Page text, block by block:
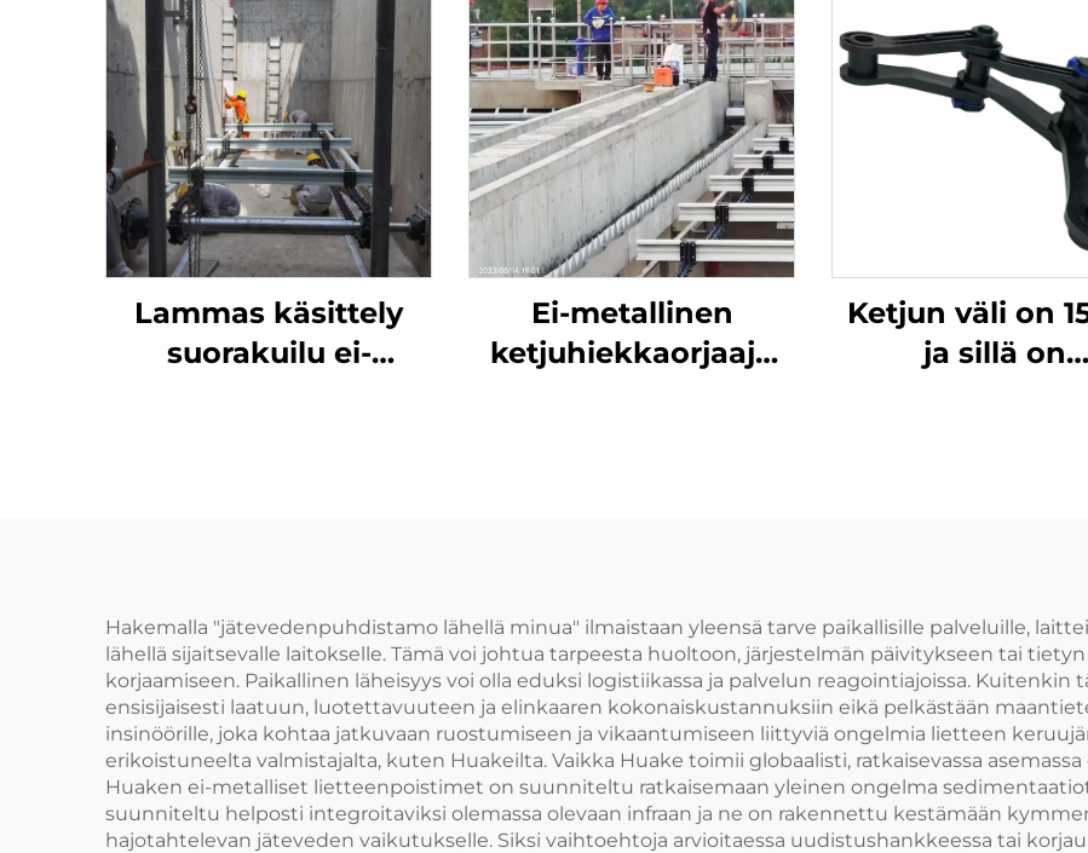
Lammas käsittely
suorakuilu ei-
Ei-metallinen
ketjuhiekkaorjaaja
Ketjun väli on
ja sillä on
tonnia
Hakemalla "jätevedenpuhdistamo lähellä minua" ilmaistaan yleensä tarve paikallisille palveluille,
lähellä sijaitsevalle laitokselle. Tämä voi johtua tarpeesta huoltoon, järjestelmän päivitykseen tai
korjaamiseen. Paikallinen läheisyys voi olla eduksi logistiikassa ja palvelun reagointiajoissa.
ensisijaisesti laatuun, luotettavuuteen ja elinkaaren kokonaiskustannuksiin eikä pelkästään
insinöörille, joka kohtaa jatkuvaan ruostumiseen ja vikaantumiseen liittyviä ongelmia lietteen
erikoistuneelta valmistajalta, kuten Huakeilta. Vaikka Huake toimii globaalisti, ratkaisevassa
Huaken ei-metalliset lietteenpoistimet on suunniteltu ratkaisemaan yleinen ongelma
suunniteltu helposti integroitaviksi olemassa olevaan infraan ja ne on rakennettu kestämään
hajotahtelevan jäteveden vaikutukselle. Siksi vaihtoehtoja arvioitaessa uudistushankkeessa tai